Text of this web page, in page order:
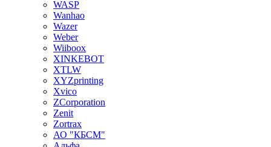
WASP
Wanhao
Wazer
Weber
Wiiboox
XINKEBOT
XTLW
XYZprinting
Xvico
ZCorporation
Zenit
Zortrax
АО "КБСМ"